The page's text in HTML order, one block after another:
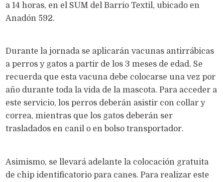
a 14 horas, en el SUM del Barrio Textil, ubicado en
Anadón 592.
Durante la jornada se aplicarán vacunas antirrábicas
a perros y gatos a partir de los 3 meses de edad. Se
recuerda que esta vacuna debe colocarse una vez por
año durante toda la vida de la mascota. Para acceder a
este servicio, los perros deberán asistir con collar y
correa, mientras que los gatos deberán ser
trasladados en canil o en bolso transportador.
Asimismo, se llevará adelante la colocación gratuita
de chip identificatorio para canes. Para realizar este